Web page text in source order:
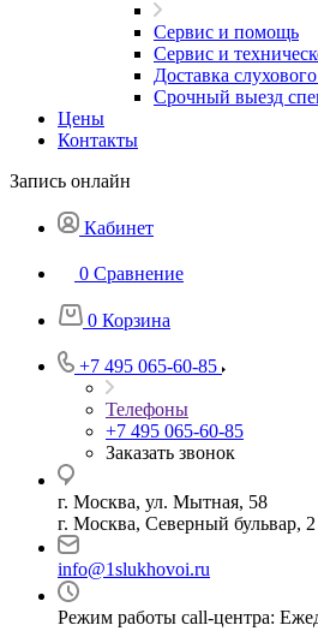
Сервис и помощь
Сервис и
Доставка
Срочный выезд
Цены
Контакты
Запись онлайн
Кабинет
0 Сравнение
0 Корзина
+7 495 065-60-85
Телефоны
+7 495 065-60-85
Заказать звонок
г. Москва, ул. Мытная, 58
г. Москва, Северный бульвар, 2
info@1slukhovoi.ru
Режим работы call-центра: